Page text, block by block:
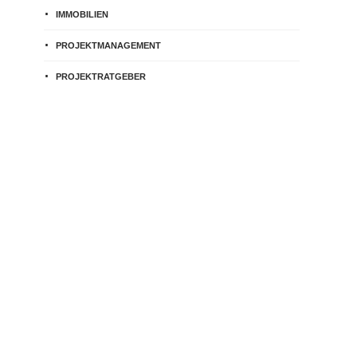
IMMOBILIEN
PROJEKTMANAGEMENT
PROJEKTRATGEBER